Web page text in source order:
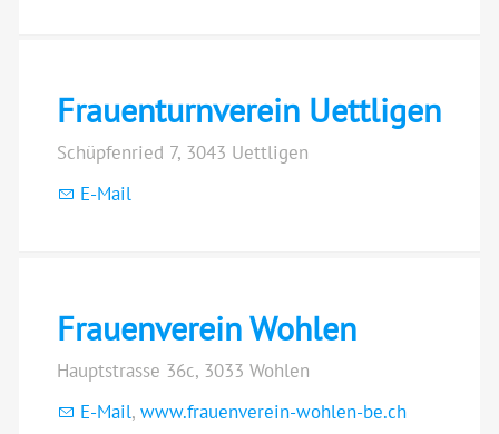
Frauenturnverein Uettligen
Schüpfenried 7, 3043 Uettligen
E-Mail
Frauenverein Wohlen
Hauptstrasse 36c, 3033 Wohlen
E-Mail, www.frauenverein-wohlen-be.ch